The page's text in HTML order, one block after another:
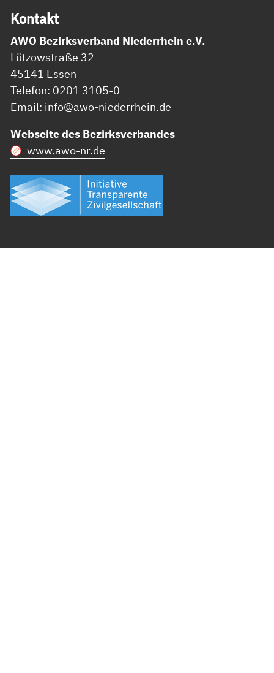
Kon­takt
AWO Bezirksverband Niederrhein e.V.
Lützowstraße 32
45141 Essen
Telefon: 0201 3105-0
Email: info@awo-niederrhein.de
Webseite des Bezirksverbandes
www.awo-nr.de